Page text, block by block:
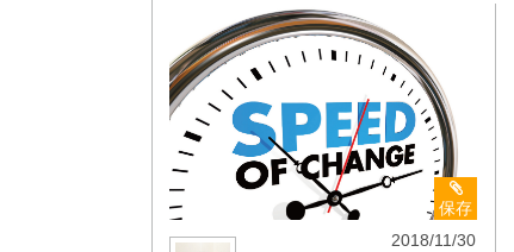
保存
2018/11/30